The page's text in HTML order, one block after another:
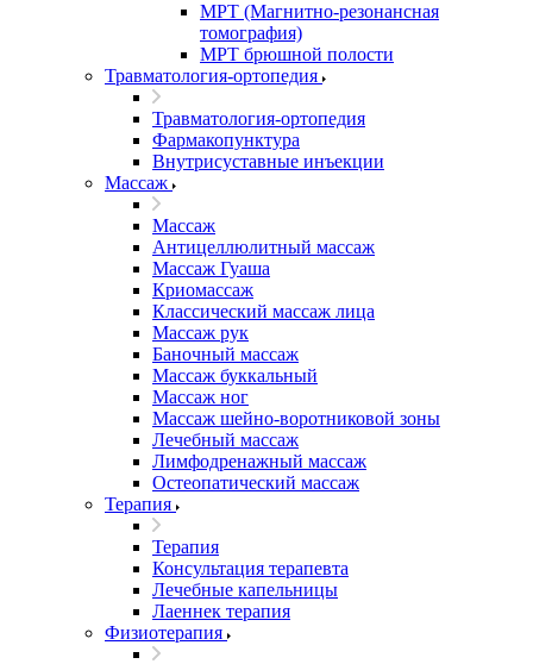
МРТ (Магнитно-резонансная
томография)
МРТ брюшной полости
Травматология-ортопедия
Травматология-ортопедия
Фармакопунктура
Внутрисуставные инъекции
Массаж
Массаж
Антицеллюлитный массаж
Массаж Гуаша
Криомассаж
Классический массаж лица
Массаж рук
Баночный массаж
Массаж буккальный
Массаж ног
Массаж шейно-воротниковой зоны
Лечебный массаж
Лимфодренажный массаж
Остеопатический массаж
Терапия
Терапия
Консультация терапевта
Лечебные капельницы
Лаеннек терапия
Физиотерапия